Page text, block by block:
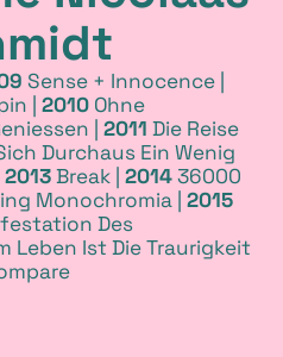
Sense + Innocence |
| 2010 Ohne
| 2011 Die Reise
Durchaus Ein Wenig
2013Break | 201436000
Monochromia | 2015
Des
Leben Ist Die Traurigkeit